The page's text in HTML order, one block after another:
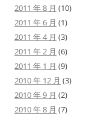
2011 年 8 月 (10)
2011 年 6 月 (1)
2011 年 4 月 (3)
2011 年 2 月 (6)
2011 年 1 月 (9)
2010 年 12 月 (3)
2010 年 9 月 (2)
2010 年 8 月 (7)